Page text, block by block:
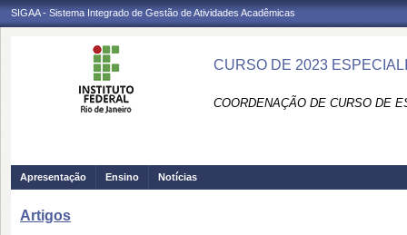
SIGAA - Sistema Integrado de Gestão de Atividades Acadêmicas
CURSO DE 2023
COORDENAÇÃO DE CURSO DE
Apresentação Ensino Notícias
Artigos